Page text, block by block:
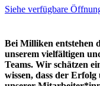
Siehe verfügbare
Bei Milliken entstehen
unserem vielfältigen
Teams. Wir schätzen
wissen, dass der